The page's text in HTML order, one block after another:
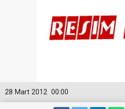
00:00
28 Mart 2012